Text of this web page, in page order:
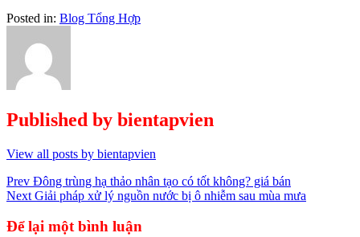
Posted in: Blog Tổng Hợp
Published by bientapvien
View all posts by bientapvien
Điều
hướng
bài
Prev Đông trùng hạ thảo nhân tạo có tốt không? giá bán
Next Giải pháp xử lý nguồn nước bị ô nhiễm sau mùa mưa
Để lại một bình luận